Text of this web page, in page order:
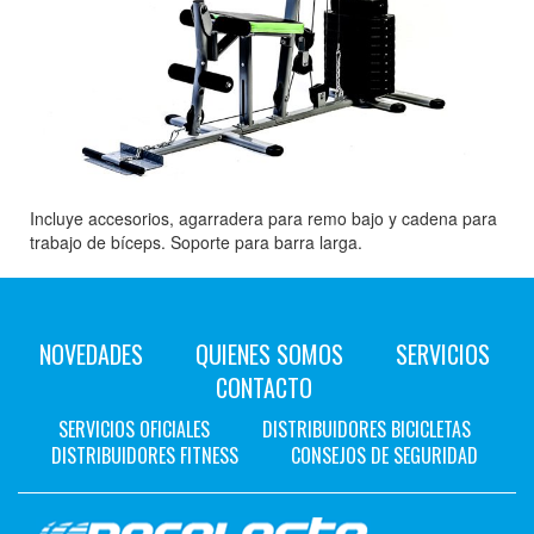
Incluye accesorios, agarradera para remo bajo y cadena para
trabajo de bíceps. Soporte para barra larga.
NOVEDADES QUIENES SOMOS
SERVICIOS
CONTACTO
SERVICIOS OFICIALES
DISTRIBUIDORES BICICLETAS
DISTRIBUIDORES FITNESS
CONSEJOS DE SEGURIDAD